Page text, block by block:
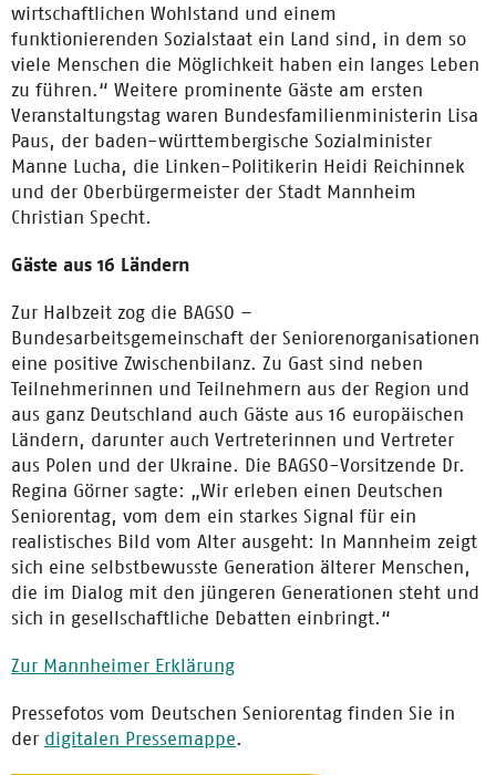
wirtschaftlichen Wohlstand und einem
funktionierenden Sozialstaat ein Land sind, in dem so
viele Menschen die Möglichkeit haben ein langes Leben
zu führen.“ Weitere prominente Gäste am ersten
Veranstaltungstag waren Bundesfamilienministerin Lisa
Paus, der baden-württembergische Sozialminister
Manne Lucha, die Linken-Politikerin Heidi Reichinnek
und der Oberbürgermeister der Stadt Mannheim
Christian Specht.
Gäste aus 16 Ländern
Zur Halbzeit zog die BAGSO –
Bundesarbeitsgemeinschaft der Seniorenorganisationen
eine positive Zwischenbilanz. Zu Gast sind neben
Teilnehmerinnen und Teilnehmern aus der Region und
aus ganz Deutschland auch Gäste aus 16 europäischen
Ländern, darunter auch Vertreterinnen und Vertreter
aus Polen und der Ukraine. Die BAGSO-Vorsitzende Dr.
Regina Görner sagte: „Wir erleben einen Deutschen
Seniorentag, vom dem ein starkes Signal für ein
realistisches Bild vom Alter ausgeht: In Mannheim zeigt
sich eine selbstbewusste Generation älterer Menschen,
die im Dialog mit den jüngeren Generationen steht und
sich in gesellschaftliche Debatten einbringt.“
Zur Mannheimer Erklärung
Pressefotos vom Deutschen Seniorentag finden Sie in
der digitalen Pressemappe.